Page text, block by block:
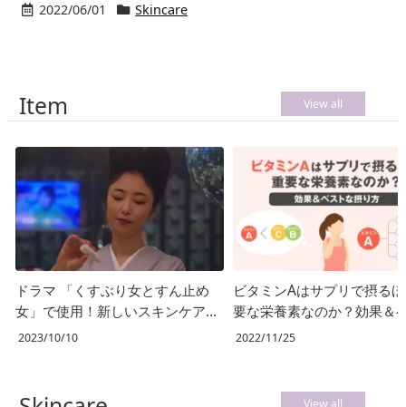
2022/06/01 Skincare
View all
Item
ドラマ 「くすぶり女とすん止め
女」で使用！新しいスキンケアは
ビタミンC？
2023/10/10
ビタミンAはサプリで摂る
要な栄養素なのか？効果＆
な摂り方
2022/11/25